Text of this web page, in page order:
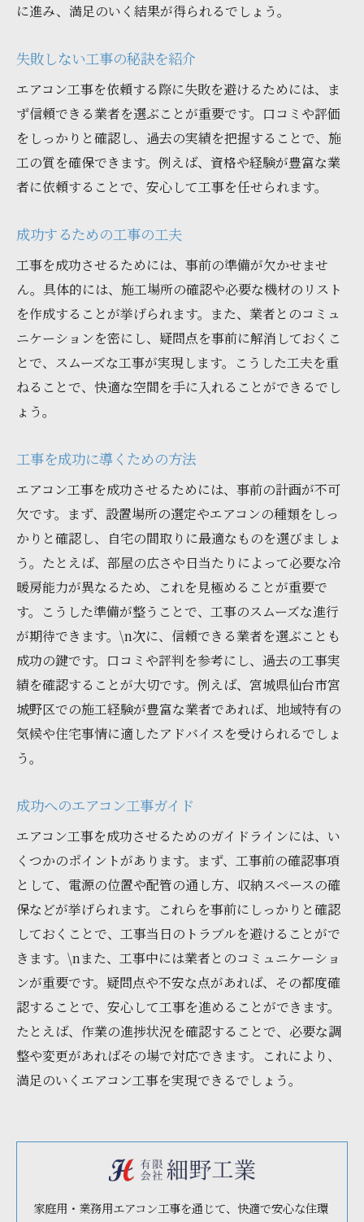
に進み、満足のいく結果が得られるでしょう。
失敗しない工事の秘訣を紹介
エアコン工事を依頼する際に失敗を避けるためには、ま
ず信頼できる業者を選ぶことが重要です。口コミや評価
をしっかりと確認し、過去の実績を把握することで、施
工の質を確保できます。例えば、資格や経験が豊富な業
者に依頼することで、安心して工事を任せられます。
成功するための工事の工夫
工事を成功させるためには、事前の準備が欠かせませ
ん。具体的には、施工場所の確認や必要な機材のリスト
を作成することが挙げられます。また、業者とのコミュ
ニケーションを密にし、疑問点を事前に解消しておくこ
とで、スムーズな工事が実現します。こうした工夫を重
ねることで、快適な空間を手に入れることができるでし
ょう。
工事を成功に導くための方法
エアコン工事を成功させるためには、事前の計画が不可
欠です。まず、設置場所の選定やエアコンの種類をしっ
かりと確認し、自宅の間取りに最適なものを選びましょ
う。たとえば、部屋の広さや日当たりによって必要な冷
暖房能力が異なるため、これを見極めることが重要で
す。こうした準備が整うことで、工事のスムーズな進行
が期待できます。\n次に、信頼できる業者を選ぶことも
成功の鍵です。口コミや評判を参考にし、過去の工事実
績を確認することが大切です。例えば、宮城県仙台市宮
城野区での施工経験が豊富な業者であれば、地域特有の
気候や住宅事情に適したアドバイスを受けられるでしょ
う。
成功へのエアコン工事ガイド
エアコン工事を成功させるためのガイドラインには、い
くつかのポイントがあります。まず、工事前の確認事項
として、電源の位置や配管の通し方、収納スペースの確
保などが挙げられます。これらを事前にしっかりと確認
しておくことで、工事当日のトラブルを避けることがで
きます。\nまた、工事中には業者とのコミュニケーショ
ンが重要です。疑問点や不安な点があれば、その都度確
認することで、安心して工事を進めることができます。
たとえば、作業の進捗状況を確認することで、必要な調
整や変更があればその場で対応できます。これにより、
満足のいくエアコン工事を実現できるでしょう。
家庭用・業務用エアコン工事を通じて、快適で安心な住環